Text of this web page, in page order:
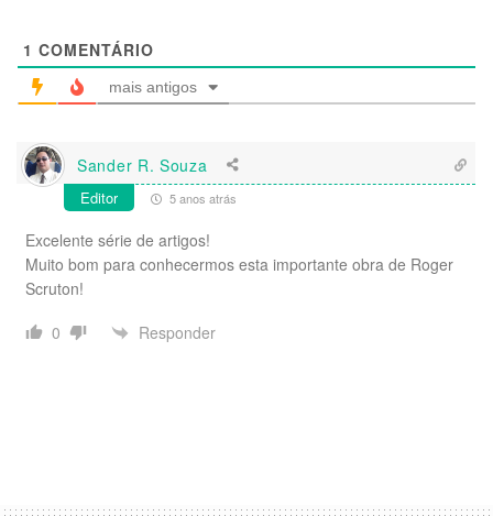
1 COMENTÁRIO
mais antigos
Sander R. Souza
Editor 5 anos atrás
Excelente série de artigos!
Muito bom para conhecermos esta importante obra de Roger
Scruton!
0
Responder